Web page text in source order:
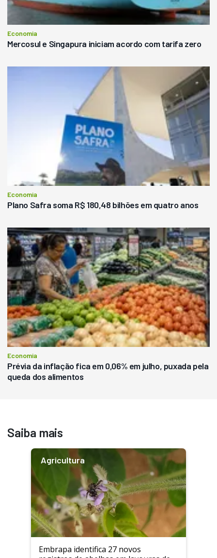
Economia
Mercosul e Singapura iniciam acordo com tarifa zero
Economia
Plano Safra soma R$ 180,48 bilhões em quatro anos
Economia
Prévia da inflação fica em 0,06% em julho, puxada pela
queda dos alimentos
Saiba mais
Agricultura
Embrapa identifica 27 novos